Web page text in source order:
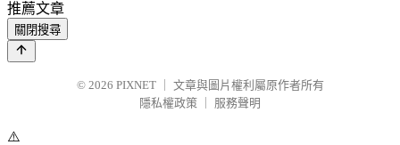
推薦文章
關閉搜尋
© 2026 PIXNET
文章與圖片權利屬原作者所有
隱私權政策
服務聲明
⚠️